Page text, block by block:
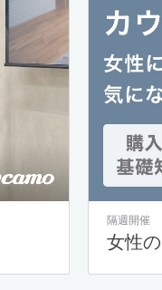
隔週開催
女性